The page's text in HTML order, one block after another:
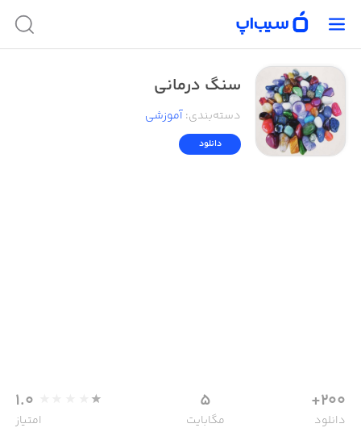
سنگ درمانی
دسته‌بندی:آموزشی
دانلود
200+
دانلود
5
مگابایت
1.0
امتیاز